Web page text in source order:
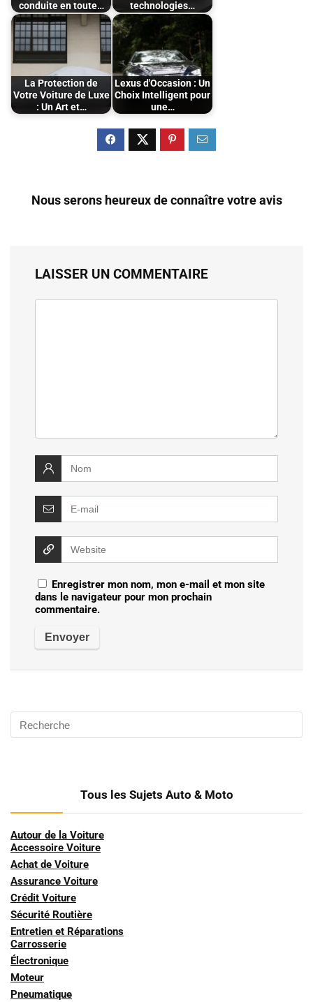
conduite en toute…
technologies…
La Protection de
Votre Voiture de Luxe
: Un Art et…
Lexus d'Occasion : Un
Choix Intelligent pour
une…
Nous serons heureux de connaître votre avis
LAISSER UN COMMENTAIRE
Enregistrer mon nom, mon e-mail et mon site
dans le navigateur pour mon prochain
commentaire.
Tous les Sujets Auto & Moto
Autour de la Voiture
Accessoire Voiture
Achat de Voiture
Assurance Voiture
Crédit Voiture
Sécurité Routière
Entretien et Réparations
Carrosserie
Électronique
Moteur
Pneumatique